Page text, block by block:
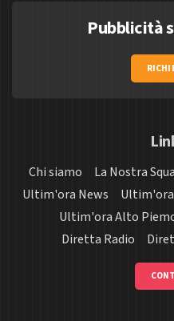
Pubblicità
Chi siamo La Nostra
Ultim'ora News
Ultim'ora Alto
Diretta Radio